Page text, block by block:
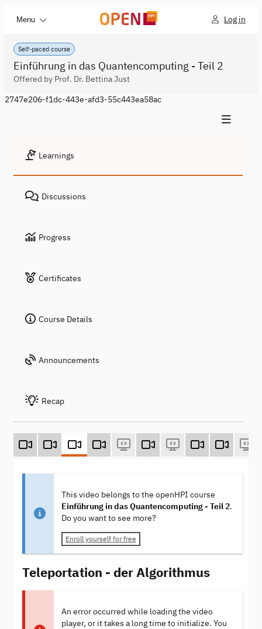
Menu Log in
Self-paced course
Einführung in das Quantencomputing - Teil 2
Offered by Prof. Dr. Bettina Just
2747e206-f1dc-443e-afd3-55c443ea58ac
Learnings
Discussions
Progress
Certificates
Course Details
Announcements
Recap
This video belongs to the openHPI course
Einführung in das Quantencomputing - Teil 2.
Do you want to see more?
Enroll yourself for free
Teleportation - der Algorithmus
An error occurred while loading the video
player, or it takes a long time to initialize. You